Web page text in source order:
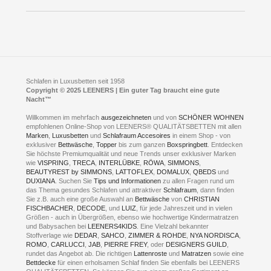
Presse
Jobs
Fotoalbum
Hagen
Kontakt
Neuer Showroom für unsere Onlineartikel.
Kontakt via:WhatsApp
Kontakt via:eMail
mögliche Zeiten für eine Showroom Terminreservierung
MO und DI geschlossen
MI - FR 11 bis 17 Uhr
SA 11 bis 15 Uhr
ONLINEBERATUNG UND
TERMIN- RESERVIERUNG
Schlafen in Luxusbetten seit 1958
Copyright © 2025 LEENERS | Ein guter Tag braucht eine gute
Nacht™
Willkommen im mehrfachausgezeichnetenund vonSCHÖNER WOHNEN
empfohlenen Online-Shop von LEENERS® QUALITÄTSBETTEN mit allen
Marken, Luxusbetten undSchlafraum Accesoires in einem Shop - von
exklusiver Bettwäsche,Topper bis zum ganzen Boxspringbett. Entdecken
Sie höchste Premiumqualität und neue Trends unser exklusiver Marken
wieVISPRING,TRECA, INTERLÜBKE, RÖWA,SIMMONS,
BEAUTYREST by SIMMONS, LATTOFLEX, DOMALUX,QBEDS und
DUXIANA. Suchen SieTips und Informationen zu allen Fragen rund um
das Thema gesundes Schlafen und attraktiverSchlafraum, dann finden
Sie z.B. auch eine große Auswahl an Bettwäsche vonCHRISTIAN
FISCHBACHER, DECODE, und LUIZ, für jede Jahreszeit und in vielen
Größen - auch in Übergrößen, ebenso wie hochwertige Kindermatratzen
und Babysachen bei LEENERS4KIDS. Eine Vielzahl bekannter
Stoffverlage wie DEDAR,SAHCO,ZIMMER & ROHDE, NYA NORDISCA,
ROMO,CARLUCCI ,JAB, PIERRE FREY, oder DESIGNERS GUILD,
rundet das Angebot ab. Die richtigen Lattenroste und Matratzen sowie eine
Bettdecke für einen erholsamen Schlaf finden Sie ebenfalls bei LEENERS